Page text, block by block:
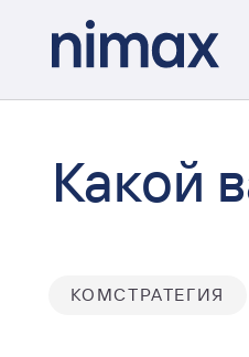
Какой
КОМСТРАТЕГИЯ